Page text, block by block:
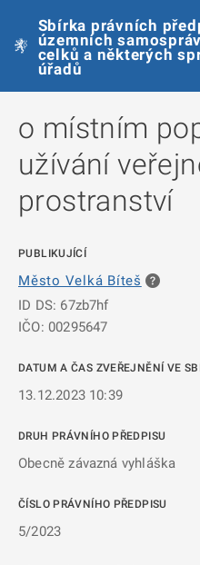
Sbírka právních
územních
celků a některých
úřadů
o místním
užívání
prostranství
PUBLIKUJÍCÍ
Město Velká Bíteš
ID DS: 67zb7hf
IČO: 00295647
DATUM A ČAS ZVEŘEJNĚNÍ VE
13.12.2023 10:39
DRUH PRÁVNÍHO PŘEDPISU
Obecně závazná vyhláška
ČÍSLO PRÁVNÍHO PŘEDPISU
5/2023